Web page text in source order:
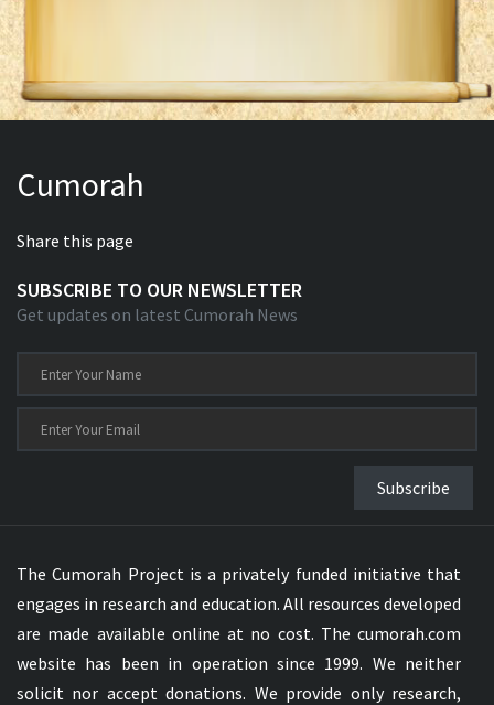
Cumorah
Share this page
SUBSCRIBE TO OUR NEWSLETTER
Get updates on latest Cumorah News
Subscribe
The Cumorah Project is a privately funded initiative that
engages in research and education. All resources developed
are made available online at no cost. The cumorah.com
website has been in operation since 1999. We neither
solicit nor accept donations. We provide only research,